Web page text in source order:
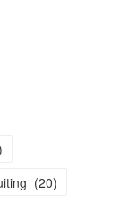
(20)